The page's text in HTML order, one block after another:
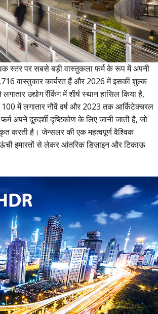
स्तर पर सबसे बड़ी वास्तुकला फर्म के रूप में अपनी
वास्तुकार कार्यरत हैं और 2026 में इसकी शुल्क
उद्योग रैंकिंग में शीर्ष स्थान हासिल किया है,
में लगातार नौवें वर्ष और 2023 तक आर्किटेक्चरल
अपने दूरदर्शी दृष्टिकोण के लिए जानी जाती है, जो
करती है। जेन्सलर की एक महत्वपूर्ण वैश्विक
इमारतों से लेकर आंतरिक डिज़ाइन और टिकाऊ